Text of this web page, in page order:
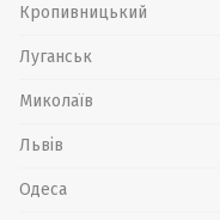
Кропивницький
Луганськ
Миколаїв
Львів
Одеса